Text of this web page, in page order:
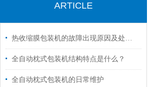
ARTICLE
热收缩膜包装机的故障出现原因及处理措施
全自动枕式包装机结构特点是什么？
全自动枕式包装机的日常维护